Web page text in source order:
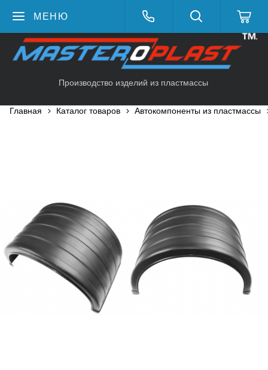
МЕНЮ
Производство изделий из пластмассы
Главная Каталог товаров Автокомпоненты из пластмассы